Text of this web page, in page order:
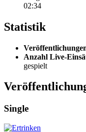
02:34
Statistik
Anzahl Live-
gespielt
Single